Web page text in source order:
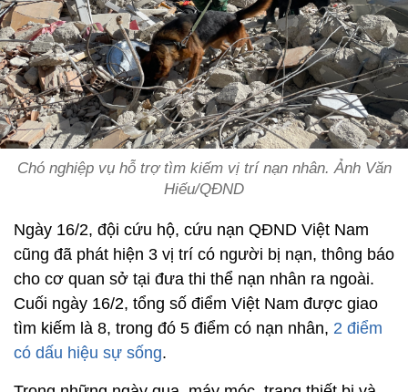
Chó nghiệp vụ hỗ trợ tìm kiếm vị trí nạn nhân. Ảnh Văn
Hiếu/QĐND
Ngày 16/2, đội cứu hộ, cứu nạn QĐND Việt Nam
cũng đã phát hiện 3 vị trí có người bị nạn, thông báo
cho cơ quan sở tại đưa thi thể nạn nhân ra ngoài.
Cuối ngày 16/2, tổng số điểm Việt Nam được giao
tìm kiếm là 8, trong đó 5 điểm có nạn nhân, 2 điểm
có dấu hiệu sự sống.